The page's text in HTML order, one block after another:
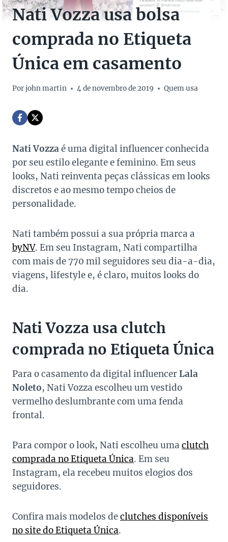
Nati Vozza usa bolsa
comprada no Etiqueta
Única em casamento
Porjohn martin 4 de novembro de 2019 Quem usa
Nati Vozzaé uma digital influencer conhecida
por seu estilo elegante e feminino. Em seus
looks, Nati reinventa peças clássicas em looks
discretos e ao mesmo tempo cheios de
personalidade.
Nati também possui a sua própria marca a
byNV. Em seu Instagram, Nati compartilha
com mais de 770 mil seguidores seu dia-a-dia,
viagens, lifestyle e, é claro, muitos looks do
dia.
Nati Vozza usa clutch
comprada no Etiqueta Única
Para o casamento da digital influencerLala
Noleto, Nati Vozza escolheu um vestido
vermelho deslumbrante com uma fenda
frontal.
Para compor o look, Nati escolheu uma clutch
comprada no Etiqueta Única. Em seu
Instagram, ela recebeu muitos elogios dos
seguidores.
Confira mais modelos declutches disponíveis
no site do Etiqueta Única.